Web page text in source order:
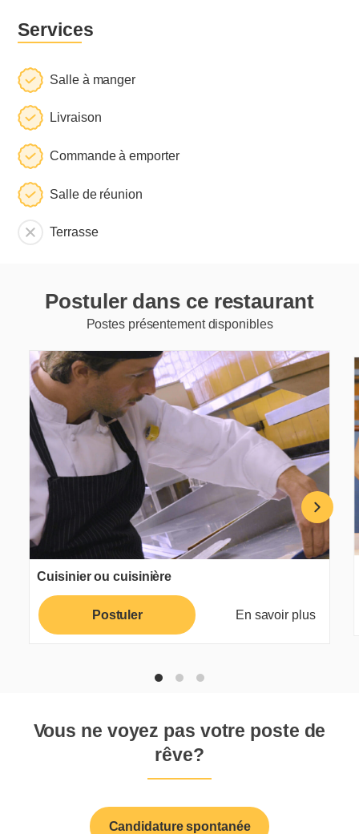
Services
Salle à manger
Livraison
Commande à emporter
Salle de réunion
Terrasse
Postuler dans ce restaurant
Postes présentement disponibles
Cuisinier ou cuisinière
Postuler En savoir plus
Vous ne voyez pas votre poste de
rêve?
Candidature spontanée